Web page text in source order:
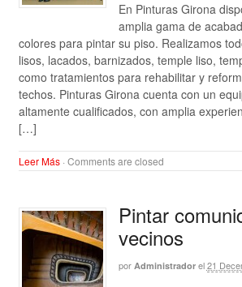
En Pinturas Girona
amplia gama de
colores para pintar su piso. Realizamos
lisos, lacados, barnizados, temple liso,
como tratamientos para rehabilitar y
techos. Pinturas Girona cuenta con un
altamente cualificados, con amplia
[…]
Leer Más· Comments are closed
Pintar
vecinos
por Administrador el 21